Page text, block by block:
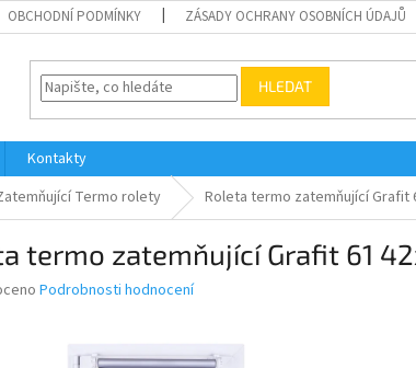
OBCHODNÍ PODMÍNKY ZÁSADY OCHRANY OSOBNÍCH ÚDAJŮ
HLEDAT
Kontakty
Termo rolety Roleta termo zatemňující Grafit
termo zatemňující Grafit 61
Podrobnosti hodnocení